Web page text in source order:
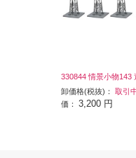
330844 情景小物143
卸価格(税抜)： 取引
価： 3,200 円